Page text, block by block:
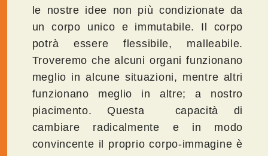
le nostre idee non più condizionate da
un corpo unico e immutabile. Il corpo
potrà essere flessibile, malleabile.
Troveremo che alcuni organi funzionano
meglio in alcune situazioni, mentre altri
funzionano meglio in altre; a nostro
piacimento. Questa capacità di
cambiare radicalmente e in modo
convincente il proprio corpo-immagine è